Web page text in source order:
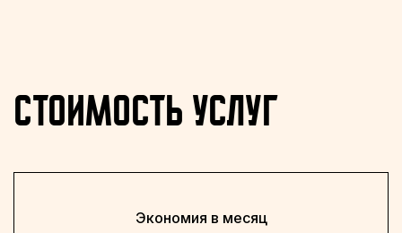
Стоимость услуг
Экономия в месяц